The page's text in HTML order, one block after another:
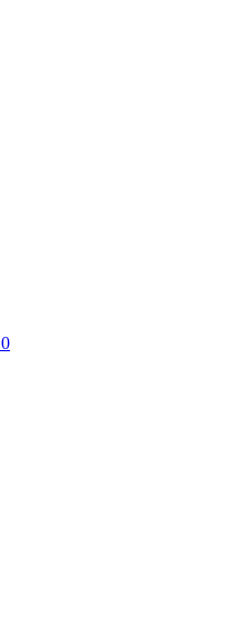
0